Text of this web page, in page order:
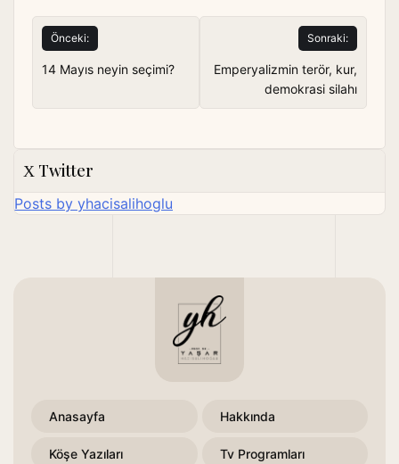
Yazı
gezinmesi
Önceki:
14 Mayıs neyin seçimi?
Sonraki:
Emperyalizmin terör, kur,
demokrasi silahı
Twitter
Posts by yhacisalihoglu
Anasayfa Hakkında
Köşe Yazıları Tv Programları